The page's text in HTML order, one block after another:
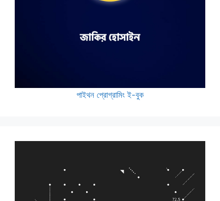
পাইথন প্রোগ্রামিং ই-বুক